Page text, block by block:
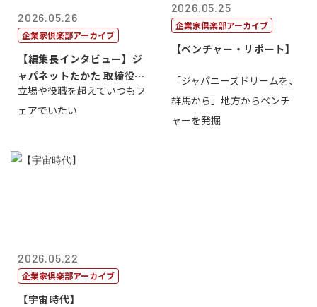
2026.05.26
企業家倶楽部アーカイブ
【編集長インタビュー】ジ
ャパネットたかた 取締役副
社長髙田旭...
立場や役職を超えていつもフ
ェアでいたい
2026.05.25
企業家倶楽部アーカイブ
【ベンチャー・リポート】
「ジャパニーズドリームを、
群馬から」地方からベンチ
ャーを発掘
2026.05.22
企業家倶楽部アーカイブ
【宇宙時代】